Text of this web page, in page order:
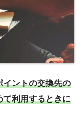
イントの交換先の
て利用するときに